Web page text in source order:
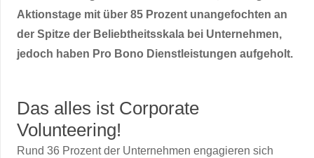
Aktionstage mit über 85 Prozent unangefochten an
der Spitze der Beliebtheitsskala bei Unternehmen,
jedoch haben Pro Bono Dienstleistungen aufgeholt.
Das alles ist Corporate
Volunteering!
Rund 36 Prozent der Unternehmen engagieren sich